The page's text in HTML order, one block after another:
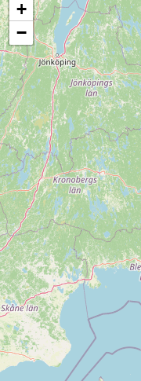
+
−